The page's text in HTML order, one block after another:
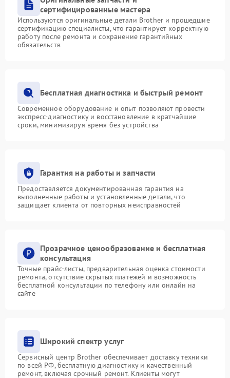
сертифицированные мастера
Используются оригинальные детали Brother и прошедшие
сертификацию специалисты, что гарантирует корректную
работу после ремонта и сохранение гарантийных
обязательств
Бесплатная диагностика и быстрый ремонт
Современное оборудование и опыт позволяют провести
экспресс-диагностику и восстановление в кратчайшие
сроки, минимизируя время без устройства
Гарантия на работы и запчасти
Предоставляется документированная гарантия на
выполненные работы и установленные детали, что
защищает клиента от повторных неисправностей
Прозрачное ценообразование и бесплатная
консультация
Точные прайс-листы, предварительная оценка стоимости
ремонта, отсутствие скрытых платежей и возможность
бесплатной консультации по телефону или онлайн на
сайте
Широкий спектр услуг
Сервисный центр Brother обеспечивает доставку техники
по всей РФ, бесплатную диагностику и качественный
ремонт, включая срочный ремонт. Клиенты могут